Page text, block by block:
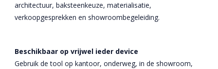
architectuur, baksteenkeuze, materialisatie,
verkoopgesprekken en showroombegeleiding.
Beschikbaar op vrijwel ieder device
Gebruik de tool op kantoor, onderweg, in de showroom,